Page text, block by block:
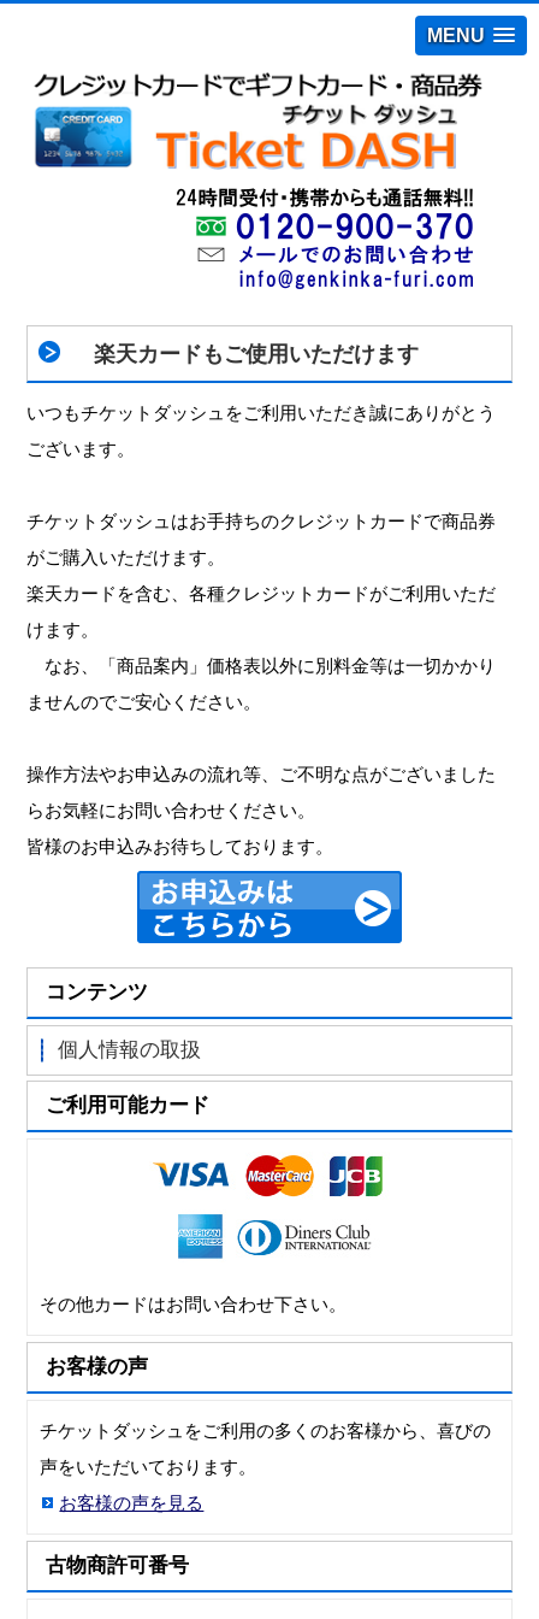
MENU
楽天カードもご使用いただけます
いつもチケットダッシュをご利用いただき誠にありがとう
ございます。
チケットダッシュはお手持ちのクレジットカードで商品券
がご購入いただけます。
楽天カードを含む、各種クレジットカードがご利用いただ
けます。
なお、「商品案内」価格表以外に別料金等は一切かかり
ませんのでご安心ください。
操作方法やお申込みの流れ等、ご不明な点がございました
らお気軽にお問い合わせください。
皆様のお申込みお待ちしております。
コンテンツ
個人情報の取扱
ご利用可能カード
その他カードはお問い合わせ下さい。
お客様の声
チケットダッシュをご利用の多くのお客様から、喜びの
声をいただいております。
お客様の声を見る
古物商許可番号